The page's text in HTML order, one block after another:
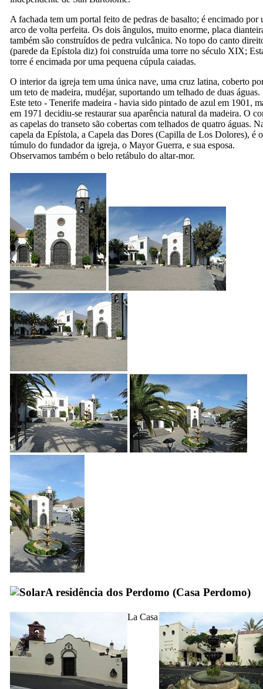
A fachada tem um portal feito de pedras de basalto; é encimado por
arco de volta perfeita. Os dois ângulos, muito enorme, placa
também são construídos de pedra vulcânica. No topo do canto
(parede da Epístola diz) foi construída uma torre no século XIX;
torre é encimada por uma pequena cúpula caiadas.
O interior da igreja tem uma única nave, uma cruz latina, coberto
um teto de madeira, mudéjar, suportando um telhado de duas águas.
Este teto - Tenerife madeira - havia sido pintado de azul em 1901,
em 1971 decidiu-se restaurar sua aparência natural da madeira. O
as capelas do transeto são cobertas com telhados de quatro águas.
capela da Epístola, a Capela das Dores (Capilla de Los Dolores), é o
túmulo do fundador da igreja, o Mayor Guerra, e sua esposa.
Observamos também o belo retábulo do altar-mor.
A residência dos Perdomo (Casa Perdomo)
La Casa